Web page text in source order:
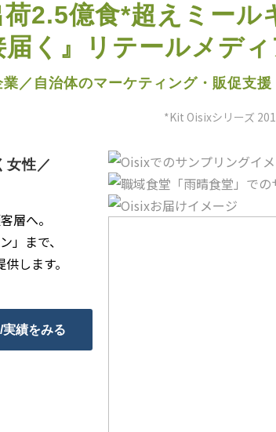
2.5億食*超えミール
く』リテールメデ
／自治体の​マーケティング・販促支援
*Kit Oisixシリーズ
女性／
層へ。​
」まで、​
します。​
績をみる